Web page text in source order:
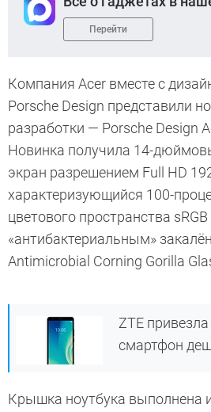
Перейти
Компания Acer вместе с
Porsche Design представили
разработки — Porsche Design
Новинка получила 14-
экран разрешением Full HD
характеризующийся 100-
цветового пространства
«антибактериальным»
Antimicrobial Corning Gorilla
ZTE
смартфон
Крышка ноутбука выполнена